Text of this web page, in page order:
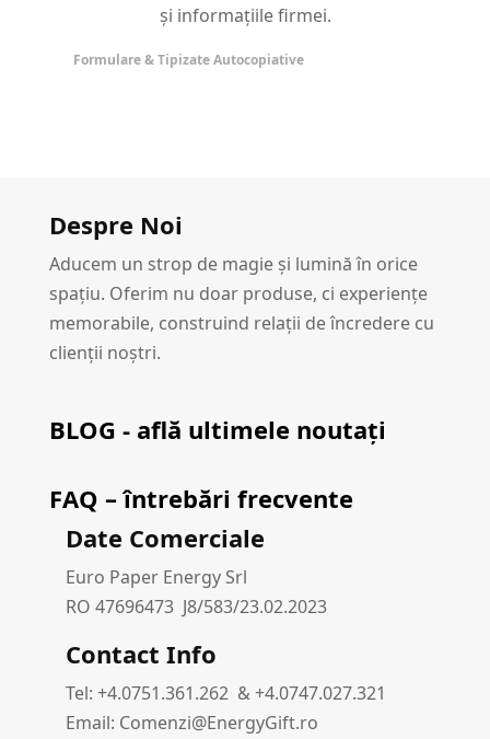
și informațiile firmei.
Formulare & Tipizate Autocopiative
Despre Noi
Aducem un strop de magie și lumină în orice
spațiu. Oferim nu doar produse, ci experiențe
memorabile, construind relații de încredere cu
clienții noștri.
BLOG - află ultimele noutați
FAQ – întrebări frecvente
Date Comerciale
Euro Paper Energy Srl
RO 47696473 J8/583/23.02.2023
Contact Info
Tel: +4.0751.361.262 & +4.0747.027.321
Email: Comenzi@EnergyGift.ro